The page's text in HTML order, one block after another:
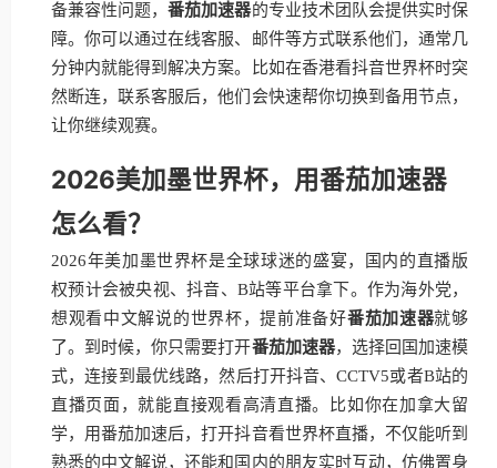
备兼容性问题，番茄加速器的专业技术团队会提供实时保
障。你可以通过在线客服、邮件等方式联系他们，通常几
分钟内就能得到解决方案。比如在香港看抖音世界杯时突
然断连，联系客服后，他们会快速帮你切换到备用节点，
让你继续观赛。
2026美加墨世界杯，用番茄加速器
怎么看？
2026年美加墨世界杯是全球球迷的盛宴，国内的直播版
权预计会被央视、抖音、B站等平台拿下。作为海外党，
想观看中文解说的世界杯，提前准备好番茄加速器就够
了。到时候，你只需要打开番茄加速器，选择回国加速模
式，连接到最优线路，然后打开抖音、CCTV5或者B站的
直播页面，就能直接观看高清直播。比如你在加拿大留
学，用番茄加速后，打开抖音看世界杯直播，不仅能听到
熟悉的中文解说，还能和国内的朋友实时互动，仿佛置身